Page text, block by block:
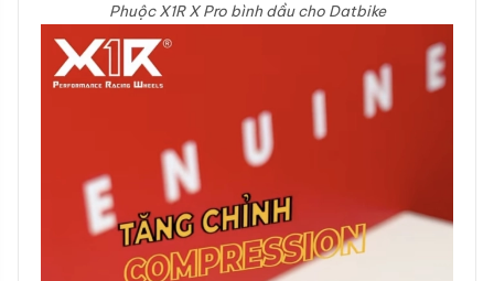
Phuộc X1R X Pro bình dầu cho Datbike